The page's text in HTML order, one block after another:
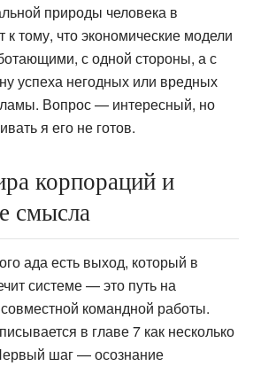
природы человека в
к тому, что экономические модели
с одной стороны, а с
успеха негодных или вредных
Вопрос — интересный, но
я его не готов.
корпораций и
смысла
ада есть выход, который в
системе — это путь на
командной работы.
в главе 7 как несколько
шаг — осознание